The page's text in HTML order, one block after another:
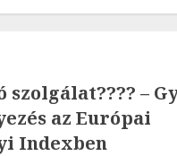
szolgálat???? –
az Európai
Indexben